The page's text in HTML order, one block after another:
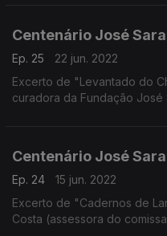
Centenário José
Ep. 25
22 jun. 2022
Excerto de "Levantado do
curadora da Fundação José
Centenário José
Ep. 24
15 jun. 2022
Excerto de "Cadernos de
Costa (assessora do